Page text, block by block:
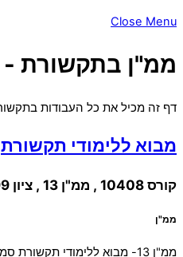
Close Menu
ממ"ן בתקשורת -
דף זה מכיל את כל העבודות
מבוא ללימודי תקשורת
קורס 10408 , ממ"ן 13 , ציון 99
ממ"ן